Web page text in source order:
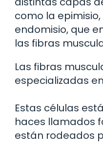
como la
endomisio, que
las fibras
Las fibras
especializadas
Estas células
haces llamados
están rodeados